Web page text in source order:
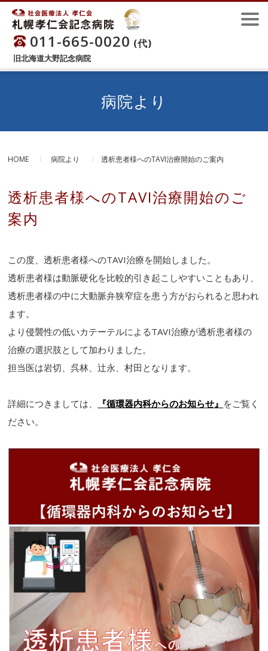
011-665-0020 (代)
旧北海道大野記念病院
病院より
HOME 病院より 透析患者様へのTAVI治療開始のご案内
透析患者様へのTAVI治療開始のご
案内
この度、透析患者様へのTAVI治療を開始しました。
透析患者様は動脈硬化を比較的引き起こしやすいこともあり、
透析患者様の中に大動脈弁狭窄症を患う方がおられると思われ
ます。
より侵襲性の低いカテーテルによるTAVI治療が透析患者様の
治療の選択肢として加わりました。
担当医は岩切、呉林、辻永、村田となります。
詳細につきましては、 『循環器内科からのお知らせ』 をご覧く
ださい。